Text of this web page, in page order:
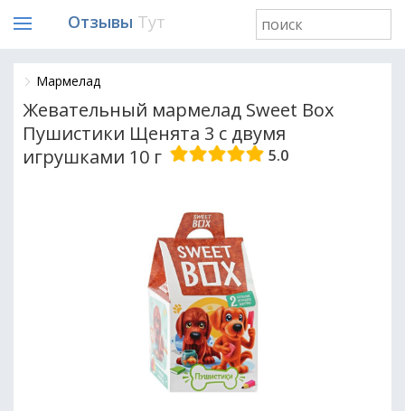
Отзывы Тут
Мармелад
Жевательный мармелад Sweet Box
Пушистики Щенята 3 с двумя
игрушками 10 г
5.0